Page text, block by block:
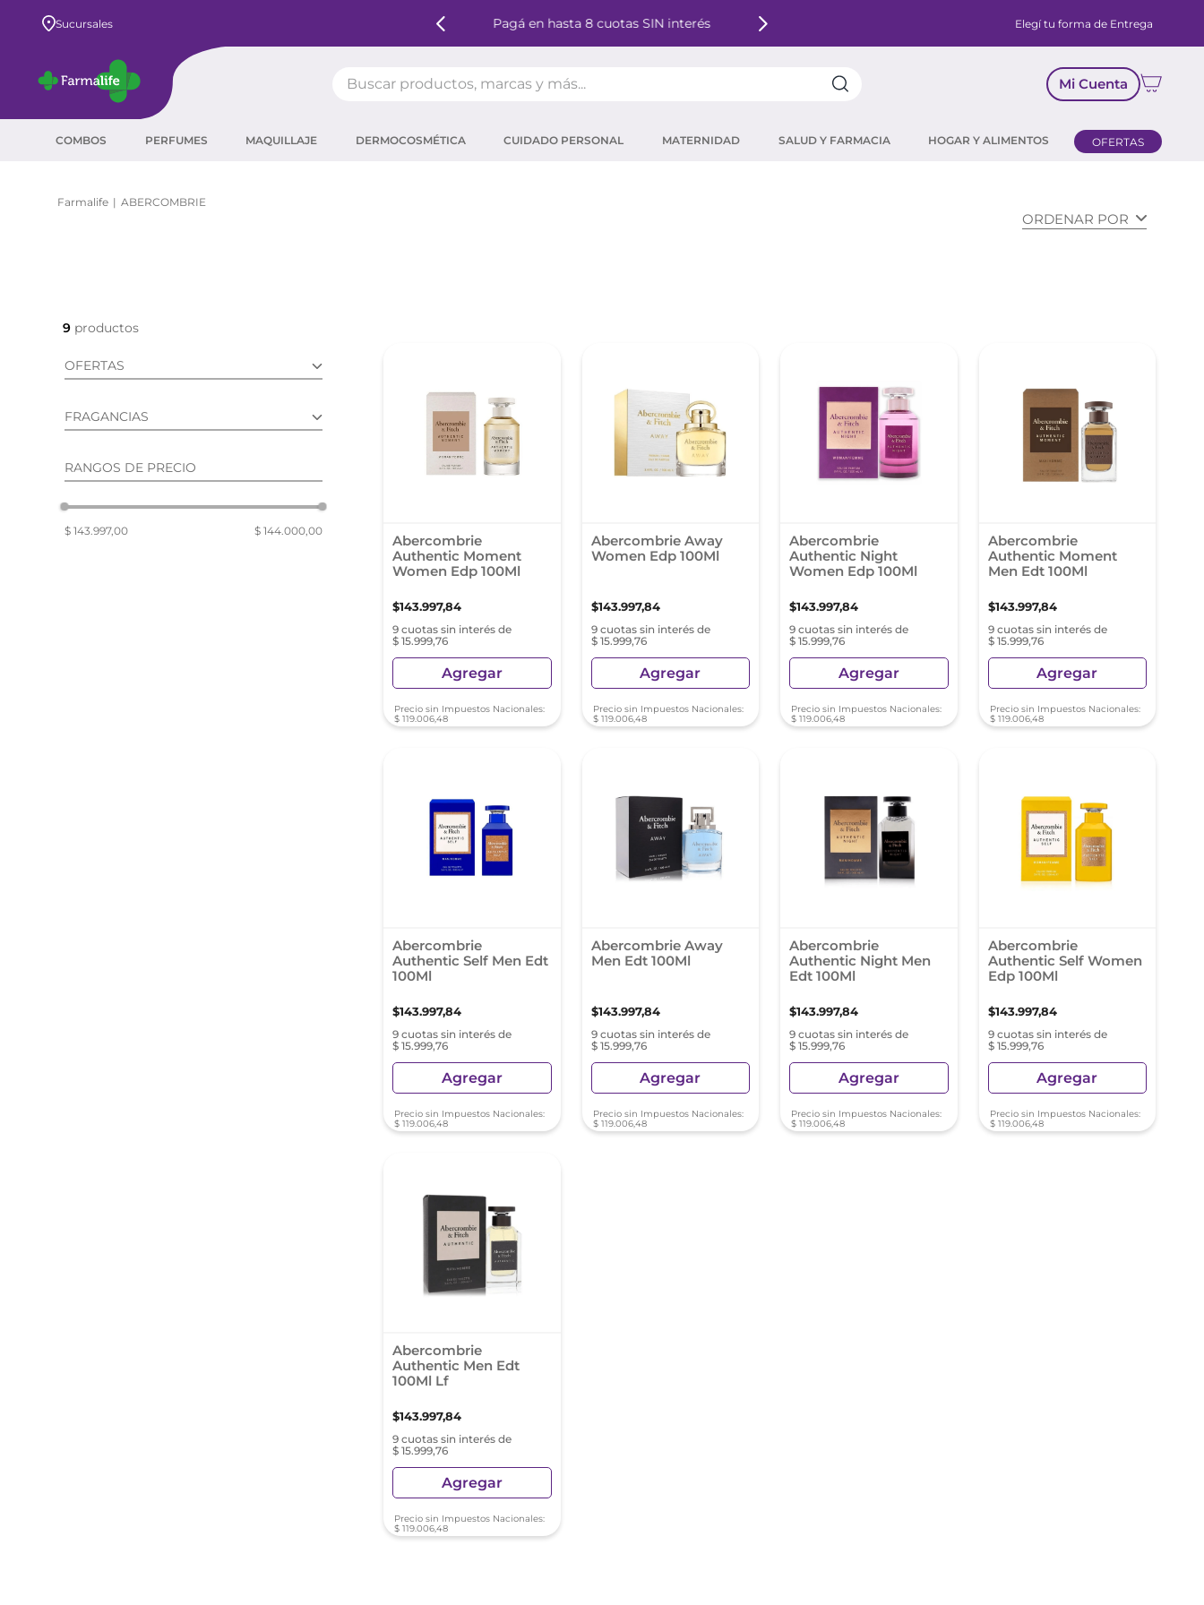
Sucursales Pagá en hasta 8 cuotas SIN interés Elegí tu forma de Entrega
Mi Cuenta
COMBOS PERFUMES MAQUILLAJE DERMOCOSMÉTICA CUIDADO PERSONAL MATERNIDAD SALUD Y FARMACIA HOGAR Y ALIMENTOS OFERTAS
ABERCOMBRIE
ORDENAR POR
9
OFERTAS
FRAGANCIAS
RANGOS DE PRECIO
$ 143.997,00 $ 144.000,00
Abercombrie
Authentic Moment
Women Edp 100Ml
$143.997,84
9 cuotas sin interés de
$ 15.999,76
Agregar
Precio sin Impuestos Nacionales:
$ 119.006,48
Abercombrie Away
Women Edp 100Ml
$143.997,84
9 cuotas sin interés de
$ 15.999,76
Agregar
Precio sin Impuestos Nacionales:
$ 119.006,48
Abercombrie
Authentic Night
Women Edp 100Ml
$143.997,84
9 cuotas sin interés de
$ 15.999,76
Agregar
Precio sin Impuestos Nacionales:
$ 119.006,48
Abercombrie
Authentic Moment
Men Edt 100Ml
$143.997,84
9 cuotas sin interés de
$ 15.999,76
Agregar
Precio sin Impuestos Nacionales:
$ 119.006,48
Abercombrie
Authentic Self Men Edt
100Ml
$143.997,84
9 cuotas sin interés de
$ 15.999,76
Agregar
Precio sin Impuestos Nacionales:
$ 119.006,48
Abercombrie Away
Men Edt 100Ml
$143.997,84
9 cuotas sin interés de
$ 15.999,76
Agregar
Precio sin Impuestos Nacionales:
$ 119.006,48
Abercombrie
Authentic Night Men
Edt 100Ml
$143.997,84
9 cuotas sin interés de
$ 15.999,76
Agregar
Precio sin Impuestos Nacionales:
$ 119.006,48
Abercombrie
Authentic Self Women
Edp 100Ml
$143.997,84
9 cuotas sin interés de
$ 15.999,76
Agregar
Precio sin Impuestos Nacionales:
$ 119.006,48
Abercombrie
Authentic Men Edt
100Ml Lf
$143.997,84
9 cuotas sin interés de
$ 15.999,76
Agregar
Precio sin Impuestos Nacionales:
$ 119.006,48